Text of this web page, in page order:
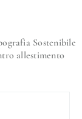
Sostenibile
allestimento